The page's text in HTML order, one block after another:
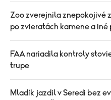
Zoo zverejnila znepokojivé
po zvieratách kamene a
FAA nariadila kontroly
trupe
Mladík jazdil v Seredi bez